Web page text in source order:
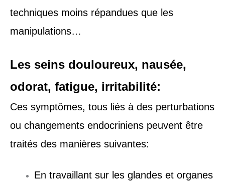
techniques moins répandues que les
manipulations…
Les seins douloureux, nausée,
odorat, fatigue, irritabilité:
Ces symptômes, tous liés à des perturbations
ou changements endocriniens peuvent être
traités des manières suivantes:
En travaillant sur les glandes et organes